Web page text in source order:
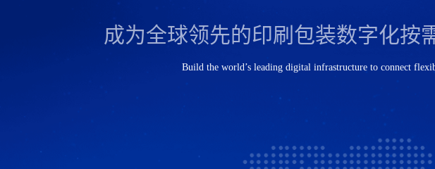
成为全球领先的印刷包装数字化按
Build the world’s leading digital infrastructure to connect